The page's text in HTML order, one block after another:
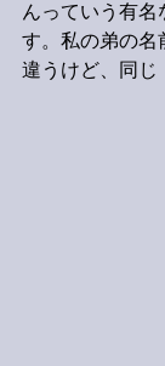
んっていう有
す。私の弟の名
違うけど、同じ